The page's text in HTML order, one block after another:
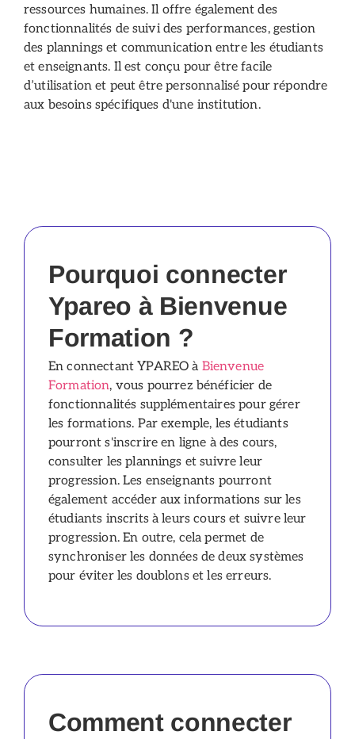
ressources humaines. Il offre également des
fonctionnalités de suivi des performances, gestion
des plannings et communication entre les étudiants
et enseignants. Il est conçu pour être facile
d’utilisation et peut être personnalisé pour répondre
aux besoins spécifiques d'une institution.
Pourquoi connecter
Ypareo à Bienvenue
Formation ?
En connectant YPAREO à Bienvenue
Formation, vous pourrez bénéficier de
fonctionnalités supplémentaires pour gérer
les formations. Par exemple, les étudiants
pourront s'inscrire en ligne à des cours,
consulter les plannings et suivre leur
progression. Les enseignants pourront
également accéder aux informations sur les
étudiants inscrits à leurs cours et suivre leur
progression. En outre, cela permet de
synchroniser les données de deux systèmes
pour éviter les doublons et les erreurs.
Comment connecter